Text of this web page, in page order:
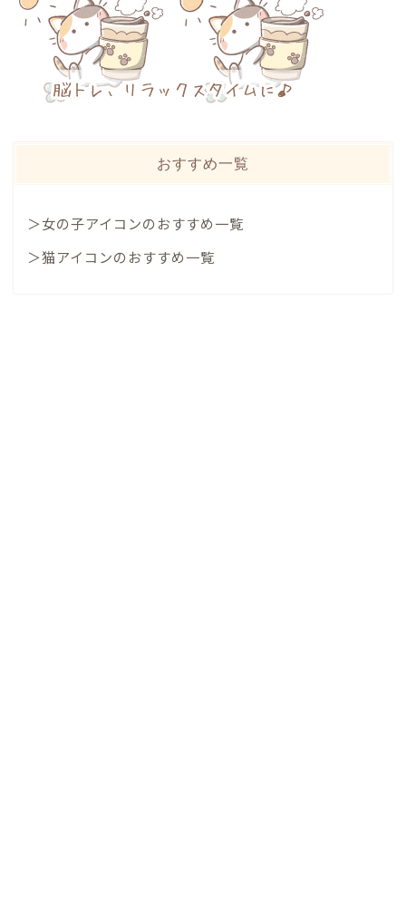
おすすめ一覧
＞女の子アイコンのおすすめ一覧
＞猫アイコンのおすすめ一覧